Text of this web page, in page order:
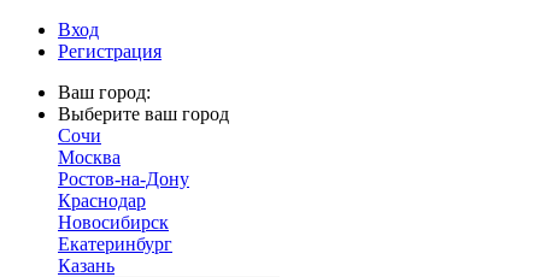
Вход
Регистрация
Ваш город:
Выберите ваш город
Сочи
Москва
Ростов-на-Дону
Краснодар
Новосибирск
Екатеринбург
Казань